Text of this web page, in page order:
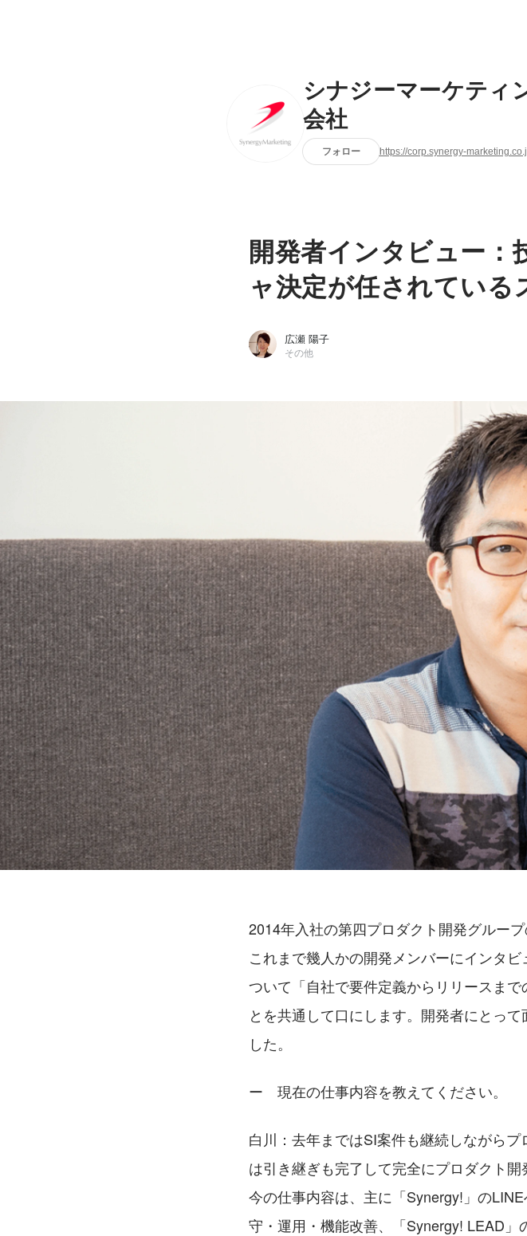
シナジーマーケティ
会社
フォロー https://corp.synergy-
開発者インタビュー：
ャ決定が任されている
広瀬 陽子
その他
2014年入社の第四プロダクト開発グルー
これまで幾人かの開発メンバーにインタ
ついて「自社で要件定義からリリースま
とを共通して口にします。開発者にとっ
した。
ー　現在の仕事内容を教えてください。
白川：去年まではSI案件も継続しながら
は引き継ぎも完了して完全にプロダクト開
今の仕事内容は、主に「Synergy!」の
守・運用・機能改善、「Synergy! LEAD」
広瀬 陽子
シナジーマーケティング株式会社 / その他